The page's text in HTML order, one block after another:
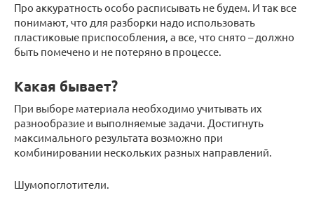
Про аккуратность особо расписывать не будем. И так все
понимают, что для разборки надо использовать
пластиковые приспособления, а все, что снято – должно
быть помечено и не потеряно в процессе.
Какая бывает?
При выборе материала необходимо учитывать их
разнообразие и выполняемые задачи. Достигнуть
максимального результата возможно при
комбинировании нескольких разных направлений.
Шумопоглотители.